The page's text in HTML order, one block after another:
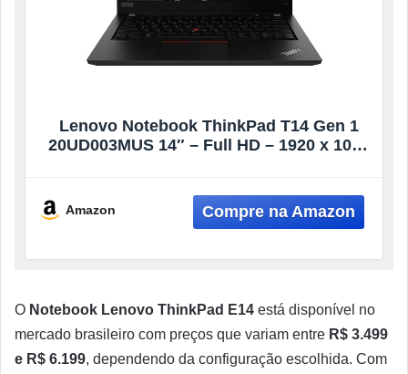
Lenovo Notebook ThinkPad T14 Gen 1
20UD003MUS 14″ – Full HD – 1920 x 1080
– Preto brilhante – Windows 10 Pro – AMD
Amazon
O Notebook Lenovo ThinkPad E14 está disponível no
mercado brasileiro com preços que variam entre R$ 3.499
e R$ 6.199, dependendo da configuração escolhida. Com